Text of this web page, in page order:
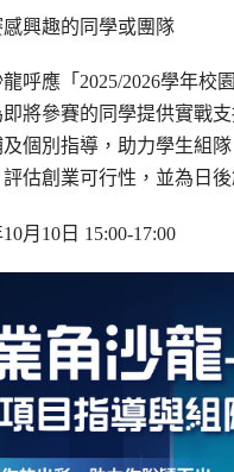
興趣的同學或團隊
呼應「2025/2026學年校
將參賽的同學提供實戰
個別指導，助力學生組
估創業可行性，並為日後
月10日 15:00-17:00